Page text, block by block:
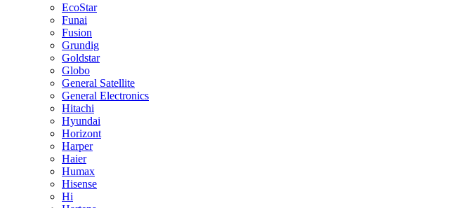
EcoStar
Funai
Fusion
Grundig
Goldstar
Globo
General Satellite
General Electronics
Hitachi
Hyundai
Horizont
Harper
Haier
Humax
Hisense
Hi